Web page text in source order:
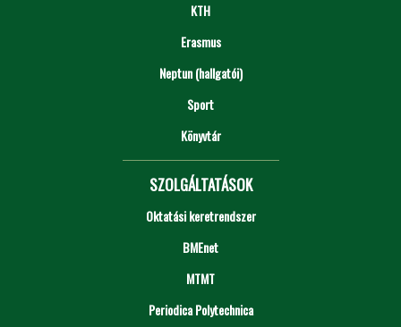
KTH
Erasmus
Neptun (hallgatói)
Sport
Könyvtár
SZOLGÁLTATÁSOK
Oktatási keretrendszer
BMEnet
MTMT
Periodica Polytechnica